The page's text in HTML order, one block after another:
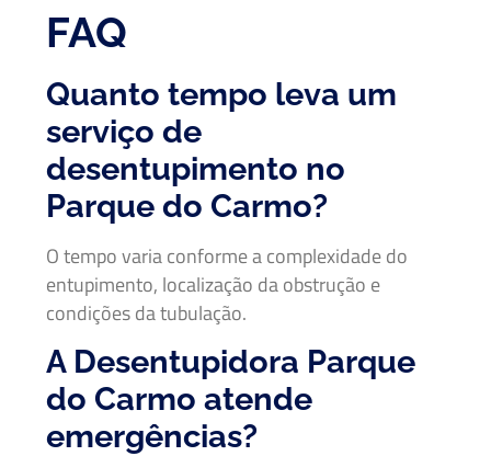
FAQ
Quanto tempo leva um
serviço de
desentupimento no
Parque do Carmo?
O tempo varia conforme a complexidade do
entupimento, localização da obstrução e
condições da tubulação.
A Desentupidora Parque
do Carmo atende
emergências?